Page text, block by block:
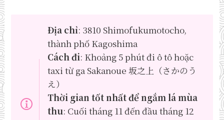
Địa chỉ: 3810 Shimofukumotocho,
thành phố Kagoshima
Cách đi: Khoảng 5 phút đi ô tô hoặc
taxi từ ga Sakanoue 坂之上（さかのう
え）
Thời gian tốt nhất để ngắm lá mùa
thu: Cuối tháng 11 đến đầu tháng 12